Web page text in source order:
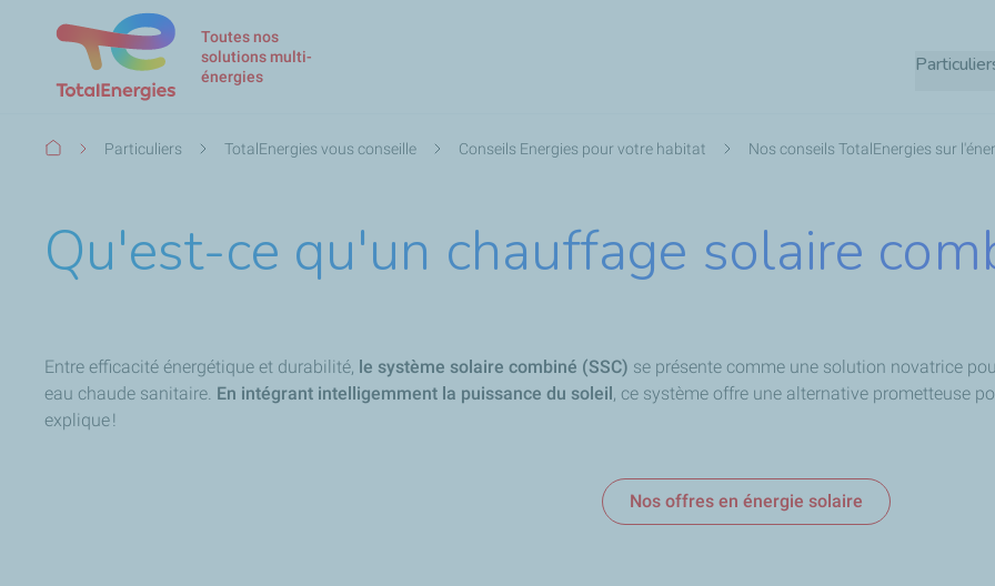
Toutes nos
solutions multi-
énergies
Fil
Particuliers TotalEnergies vous conseille Conseils Energies pour votre habitat Nos conseils TotalEnergies sur
Qu'est-ce qu'un chauffage solaire
Entre efficacité énergétique et durabilité, le système solaire combiné (SSC) se présente comme une solution novatrice
eau chaude sanitaire. En intégrant intelligemment la puissance du soleil, ce système offre une alternative prometteuse
explique !
Nos offres en énergie solaire